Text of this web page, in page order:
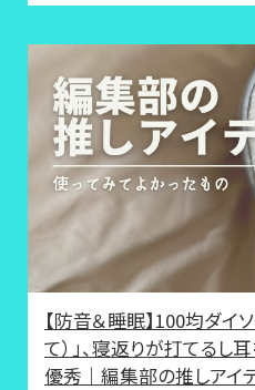
【防音＆睡眠】100均ダイ
て）」、寝返りが打てるし
優秀｜編集部の推しアイ